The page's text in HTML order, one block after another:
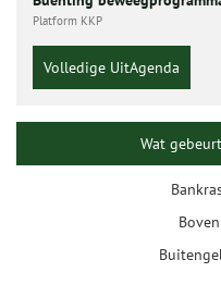
Platform KKP
Volledige UitAgenda
Wat